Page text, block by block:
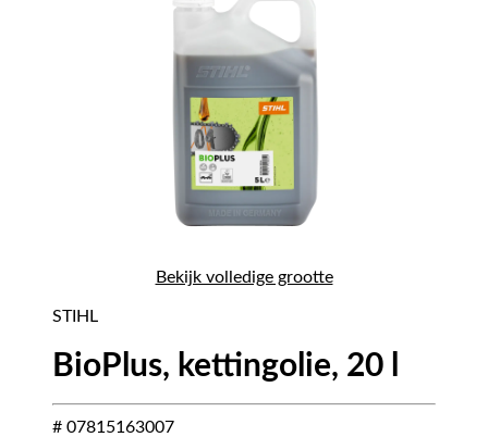
Bekijk volledige grootte
STIHL
BioPlus, kettingolie, 20 l
# 07815163007